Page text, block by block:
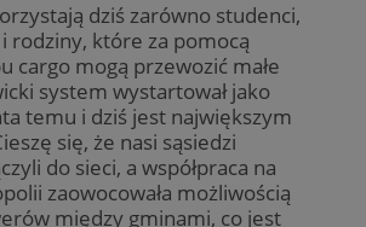
dziś zarówno studenci,
rodziny, które za pomocą
cargo mogą przewozić małe
system wystartował jako
temu i dziś jest największym
się, że nasi sąsiedzi
do sieci, a współpraca na
zaowocowała możliwością
między gminami, co jest